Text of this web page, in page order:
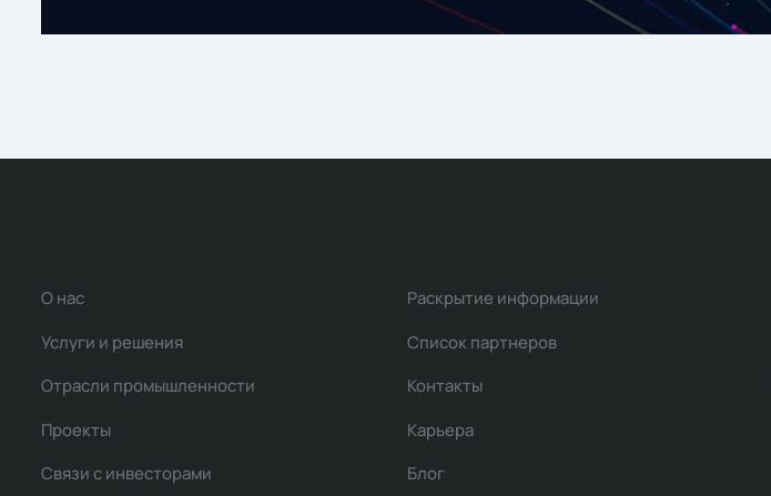
О нас
Услуги и решения
Отрасли промышленности
Проекты
Связи с инвесторами
Раскрытие информации
Список партнеров
Контакты
Карьера
Блог